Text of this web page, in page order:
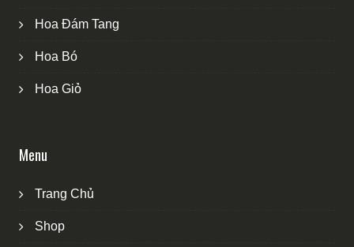
Hoa Đám Tang
Hoa Bó
Hoa Giỏ
Menu
Trang Chủ
Shop